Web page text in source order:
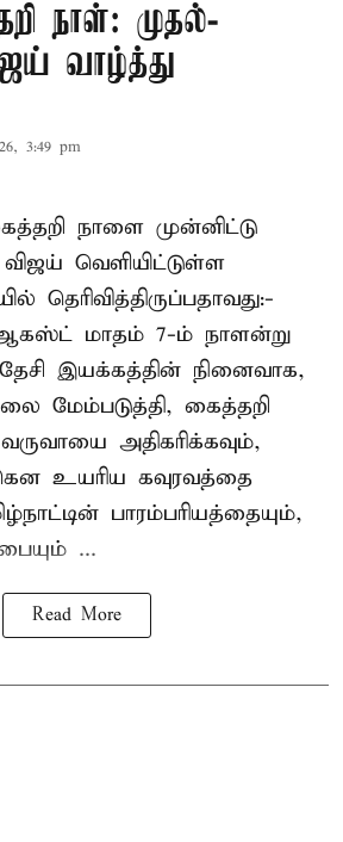
நாள்: முதல்-
வாழ்த்து
3:49 pm
நாளை முன்னிட்டு
வெளியிட்டுள்ள
தெரிவித்திருப்பதாவது:-
மாதம் 7-ம் நாளன்று
இயக்கத்தின் நினைவாக,
மேம்படுத்தி, கைத்தறி
அதிகரிக்கவும்,
உயரிய கவுரவத்தை
பாரம்பரியத்தையும்,
...
Read More